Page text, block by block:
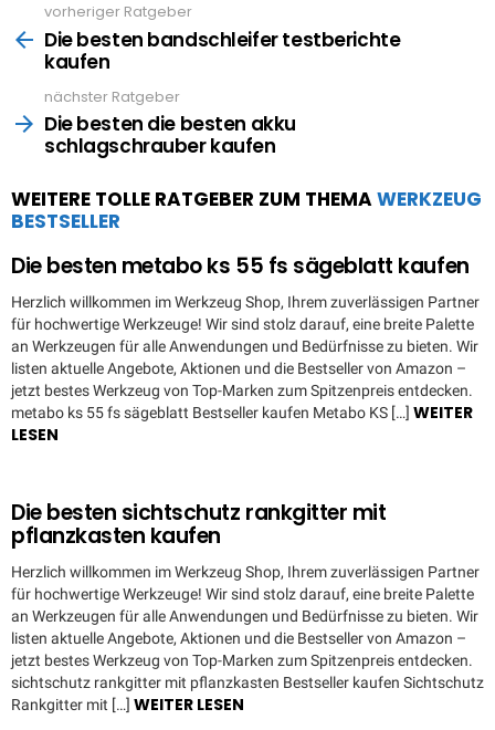
more
vorheriger Ratgeber
Die besten bandschleifer testberichte
kaufen
nächster Ratgeber
Die besten die besten akku
schlagschrauber kaufen
WEITERE TOLLE RATGEBER ZUM THEMAWERKZEUG
BESTSELLER
Die besten metabo ks 55 fs sägeblatt kaufen
Herzlich willkommen im Werkzeug Shop, Ihrem zuverlässigen Partner
für hochwertige Werkzeuge! Wir sind stolz darauf, eine breite Palette
an Werkzeugen für alle Anwendungen und Bedürfnisse zu bieten. Wir
listen aktuelle Angebote, Aktionen und die Bestseller von Amazon –
jetzt bestes Werkzeug von Top-Marken zum Spitzenpreis entdecken.
metabo ks 55 fs sägeblatt Bestseller kaufen Metabo KS […] WEITER
LESEN
Die besten sichtschutz rankgitter mit
pflanzkasten kaufen
Herzlich willkommen im Werkzeug Shop, Ihrem zuverlässigen Partner
für hochwertige Werkzeuge! Wir sind stolz darauf, eine breite Palette
an Werkzeugen für alle Anwendungen und Bedürfnisse zu bieten. Wir
listen aktuelle Angebote, Aktionen und die Bestseller von Amazon –
jetzt bestes Werkzeug von Top-Marken zum Spitzenpreis entdecken.
sichtschutz rankgitter mit pflanzkasten Bestseller kaufen Sichtschutz
Rankgitter mit […] WEITER LESEN